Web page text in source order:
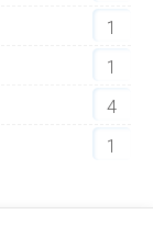
1
1
4
1